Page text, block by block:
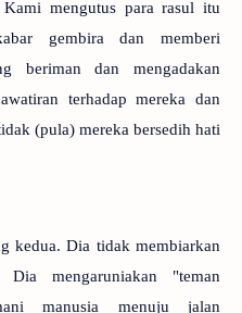
mengutus para rasul itu
gembira dan memberi
beriman dan mengadakan
terhadap mereka dan
(pula) mereka bersedih hati.''
kedua. Dia tidak membiarkan
Dia mengaruniakan "teman
manusia menuju jalan